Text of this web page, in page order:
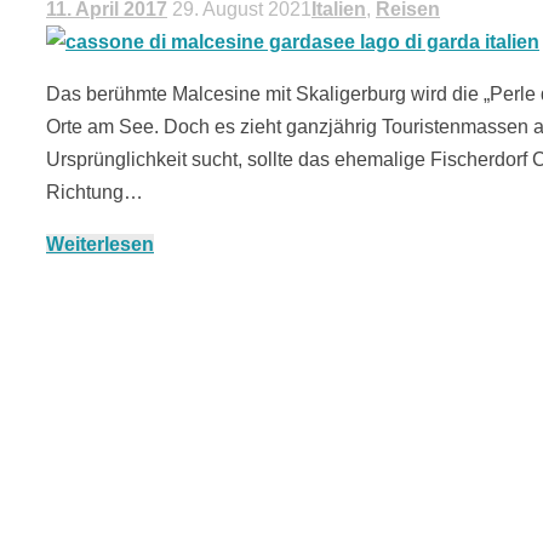
11. April 2017 29. August 2021 Italien, Reisen
Das berühmte Malcesine mit Skaligerburg wird die
Orte am See. Doch es zieht ganzjährig Touristenmassen
Ursprünglichkeit sucht, sollte das ehemalige Fischerdorf
Richtung…
Weiterlesen